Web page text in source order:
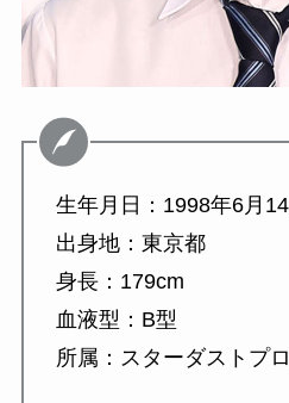
生年月日：1998年6月14
出身地：東京都
身長：179cm
血液型：B型
所属：スターダストプ